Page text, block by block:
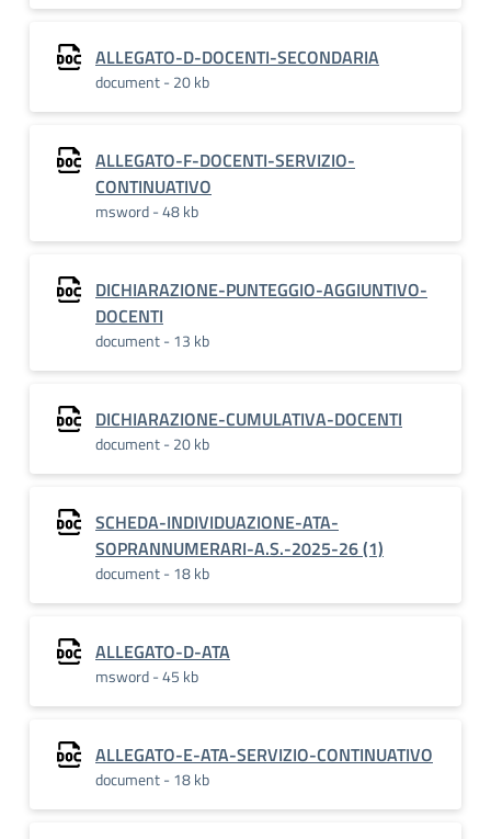
ALLEGATO-D-DOCENTI-SECONDARIA
document - 20 kb
ALLEGATO-F-DOCENTI-SERVIZIO-
CONTINUATIVO
msword - 48 kb
DICHIARAZIONE-PUNTEGGIO-AGGIUNTIVO-
DOCENTI
document - 13 kb
DICHIARAZIONE-CUMULATIVA-DOCENTI
document - 20 kb
SCHEDA-INDIVIDUAZIONE-ATA-
SOPRANNUMERARI-A.S.-2025-26 (1)
document - 18 kb
ALLEGATO-D-ATA
msword - 45 kb
ALLEGATO-E-ATA-SERVIZIO-CONTINUATIVO
document - 18 kb